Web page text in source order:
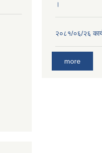
।
२०८१/०६/२६
more